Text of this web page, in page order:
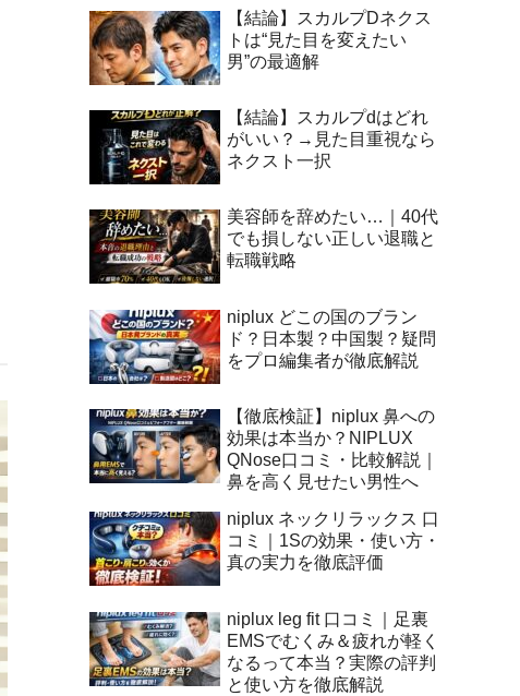
【結論】スカルプDネクス
トは“見た目を変えたい
男”の最適解
【結論】スカルプdはどれ
がいい？→見た目重視なら
ネクスト一択
美容師を辞めたい…｜40代
でも損しない正しい退職と
転職戦略
niplux どこの国のブラン
ド？日本製？中国製？疑問
をプロ編集者が徹底解説
【徹底検証】niplux 鼻への
効果は本当か？NIPLUX
QNose口コミ・比較解説｜
鼻を高く見せたい男性へ
niplux ネックリラックス 口
コミ｜1Sの効果・使い方・
真の実力を徹底評価
niplux leg fit 口コミ｜足裏
EMSでむくみ＆疲れが軽く
なるって本当？実際の評判
と使い方を徹底解説